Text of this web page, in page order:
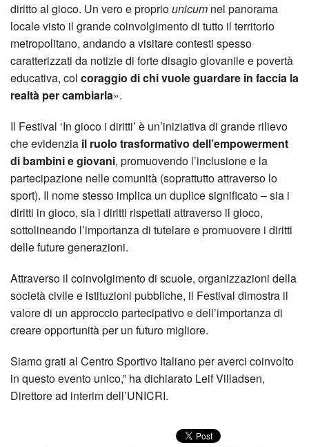
diritto al gioco. Un vero e propriounicum nel panorama
locale visto il grande coinvolgimento di tutto il territorio
metropolitano, andando a visitare contesti spesso
caratterizzati da notizie di forte disagio giovanile e povertà
educativa, col coraggio di chi vuole guardare in faccia la
realtà per cambiarla».
Il Festival ‘In gioco i diritti’ è un’iniziativa di grande rilievo
che evidenzia il ruolo trasformativo dell’empowerment
di bambini e giovani, promuovendo l’inclusione e la
partecipazione nelle comunità (soprattutto attraverso lo
sport). Il nome stesso implica un duplice significato – sia i
diritti in gioco, sia i diritti rispettati attraverso il gioco,
sottolineando l’importanza di tutelare e promuovere i diritti
delle future generazioni.
Attraverso il coinvolgimento di scuole, organizzazioni della
società civile e istituzioni pubbliche, il Festival dimostra il
valore di un approccio partecipativo e dell’importanza di
creare opportunità per un futuro migliore.
Siamo grati al Centro Sportivo Italiano per averci coinvolto
in questo evento unico,” ha dichiarato Leif Villadsen,
Direttore ad interim dell’UNICRI.